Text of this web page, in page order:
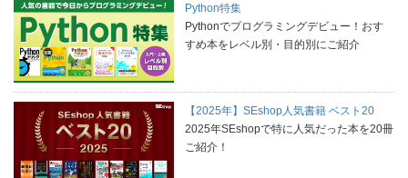
Python特集
Pythonでプログラミングデビュー！おす
すめ本をレベル別・目的別にご紹介
【2025年】SEshop人気書籍 ベスト20
2025年SEshopで特に人気だった本を20冊
ご紹介！